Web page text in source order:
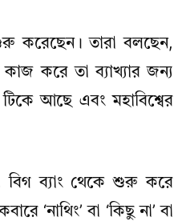
করেছেন। তারা বলছেন,
করে তা ব্যাখ্যার জন্য
আছে এবং মহাবিশ্বের
বিগ ব্যাং থেকে শুরু করে
‘নাথিং’ বা ‘কিছু না’ বা